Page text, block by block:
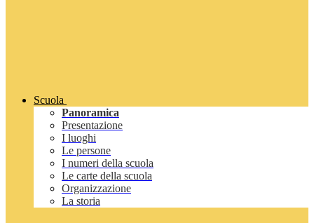
Scuola
Panoramica
Presentazione
I luoghi
Le persone
I numeri della scuola
Le carte della scuola
Organizzazione
La storia